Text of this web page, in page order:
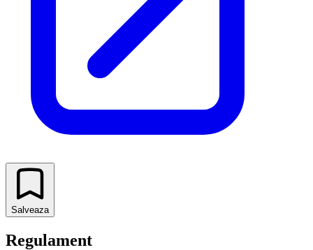
Salveaza
Regulament